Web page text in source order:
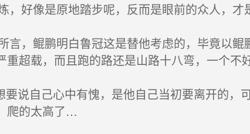
，好像是原地踏步呢，反而是眼前的众人，
，鲲鹏明白鲁冠这是替他考虑的，毕竟以
重超载，而且跑的路还是山路十八弯，一个
说自己心中有愧，是他自己当初要离开的，
爬的太高了…